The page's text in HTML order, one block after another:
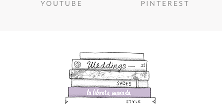
YOUTUBE PINTEREST